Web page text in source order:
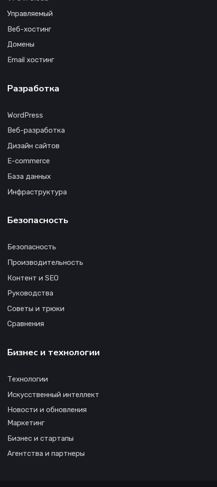
Управляемый
Веб-хостинг
Домены
Email хостинг
Разработка
WordPress
Веб-разработка
Дизайн сайтов
E-commerce
База данных
Инфраструктура
Безопасность
Безопасность
Производительность
Контент и SEO
Руководства
Советы и трюки
Сравнения
Бизнес и технологии
Технологии
Искусственный интеллект
Новости и обновления
Маркетинг
Бизнес и стартапы
Агентства и партнеры